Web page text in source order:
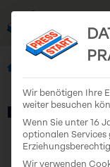
Data Illusion
Wir benötigen Ihre
weiter besuchen
Wenn Sie unter 16
optionalen Services
Wir verwenden